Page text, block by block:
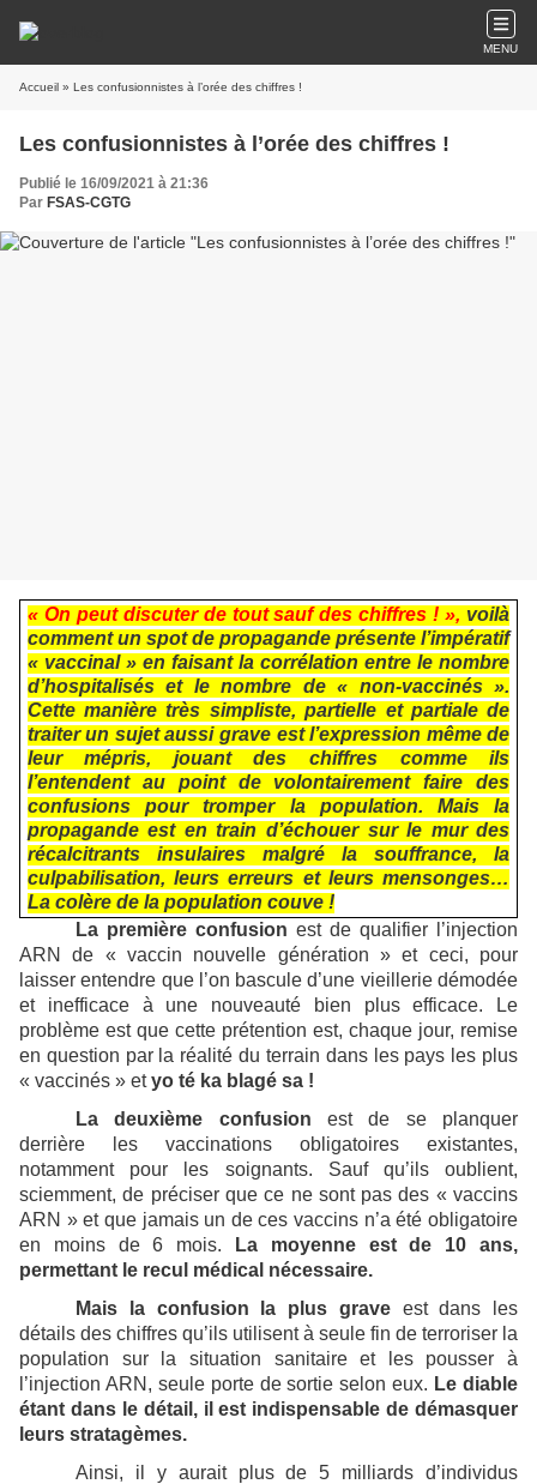
MENU
Accueil » Les confusionnistes à l’orée des chiffres !
Les confusionnistes à l’orée des chiffres !
Publié le 16/09/2021 à 21:36
Par FSAS-CGTG
« On peut discuter de tout sauf des chiffres ! », voilà
comment un spot de propagande présente l’impératif
« vaccinal » en faisant la corrélation entre le nombre
d’hospitalisés et le nombre de « non-vaccinés ».
Cette manière très simpliste, partielle et partiale de
traiter un sujet aussi grave est l’expression même de
leur mépris, jouant des chiffres comme ils
l’entendent au point de volontairement faire des
confusions pour tromper la population. Mais la
propagande est en train d’échouer sur le mur des
récalcitrants insulaires malgré la souffrance, la
culpabilisation, leurs erreurs et leurs mensonges…
La colère de la population couve !
La première confusion est de qualifier l’injection
ARN de « vaccin nouvelle génération » et ceci, pour
laisser entendre que l’on bascule d’une vieillerie démodée
et inefficace à une nouveauté bien plus efficace. Le
problème est que cette prétention est, chaque jour, remise
en question par la réalité du terrain dans les pays les plus
« vaccinés » etyo té ka blagé sa !
La deuxième confusion est de se planquer
derrière les vaccinations obligatoires existantes,
notamment pour les soignants. Sauf qu’ils oublient,
sciemment, de préciser que ce ne sont pas des « vaccins
ARN » et que jamais un de ces vaccins n’a été obligatoire
en moins de 6 mois.
La moyenne est de 10 ans,
permettant le recul médical nécessaire.
Mais la confusion la plus graveest dans les
détails des chiffres qu’ils utilisent à seule fin de terroriser la
population sur la situation sanitaire et les pousser à
l’injection ARN, seule porte de sortie selon eux. Le diable
étant dans le détail, il est indispensable de démasquer
leurs stratagèmes.
Ainsi, il y aurait plus de 5 milliards d’individus